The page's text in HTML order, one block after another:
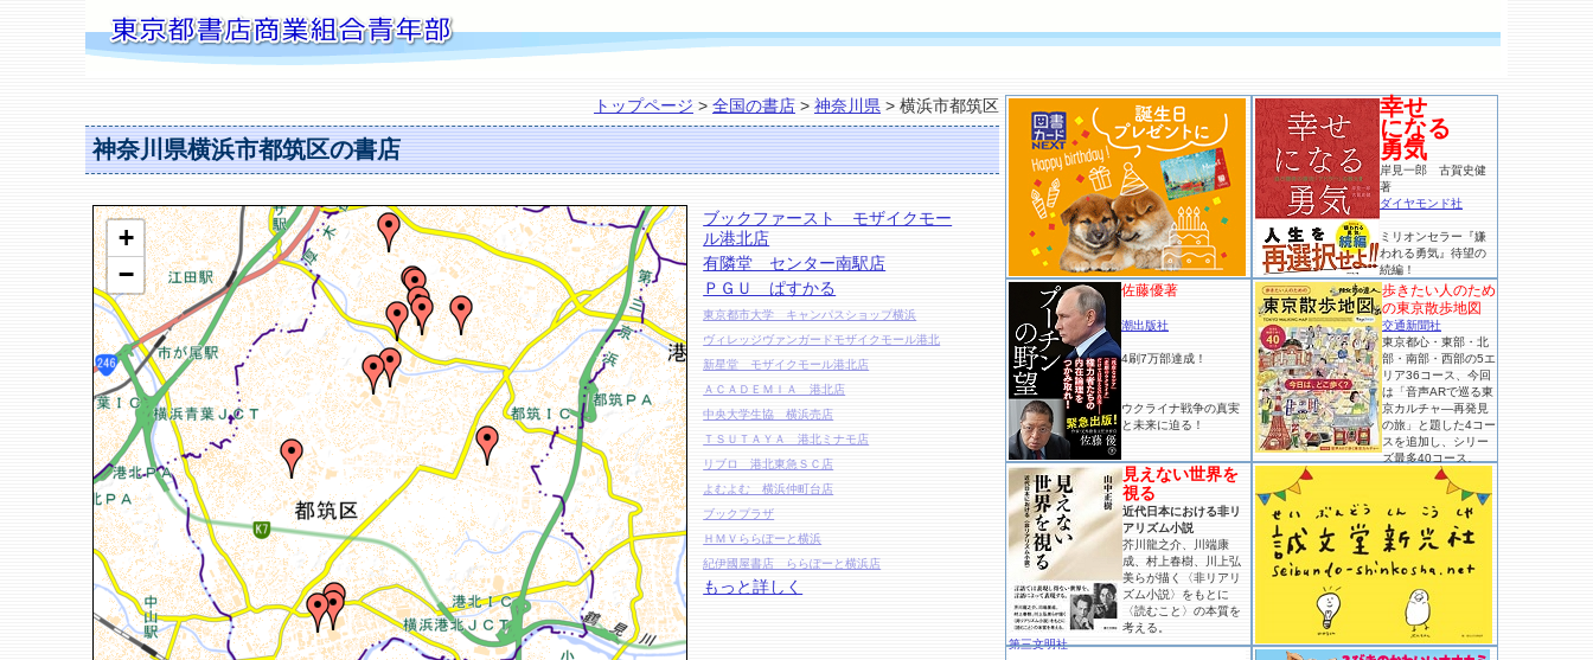
トップページ > 全国の書店 > 神奈川県 > 横浜市都筑区
神奈川県横浜市都筑区の書店
+
−
ブックファースト モザイクモー
ル港北店
有隣堂 センター南駅店
ＰＧＵ ぱすかる
東京都市大学 キャンパスショップ横浜
ヴィレッジヴァンガードモザイクモール港北
新星堂 モザイクモール港北店
ＡＣＡＤＥＭＩＡ 港北店
中央大学生協 横浜売店
ＴＳＵＴＡＹＡ 港北ミナモ店
リブロ 港北東急ＳＣ店
よむよむ 横浜仲町台店
ブックプラザ
ＨＭＶららぽーと横浜
紀伊國屋書店 ららぽーと横浜店
もっと詳しく
幸せ
になる
勇気
岸見一郎 古賀史健
著
ダイヤモンド社
ミリオンセラー『嫌
われる勇気』待望の
続編！
佐藤優著
潮出版社
4刷7万部達成！
ウクライナ戦争の真実
と未来に迫る！
歩きたい人のため
の東京散歩地図
交通新聞社
東京都心・東部・北
部・南部・西部の5エ
リア36コース、今回
は「音声ARで巡る東
京カルチャ―再発見
の旅」と題した4コー
スを追加し、シリー
ズ最多40コース。
見えない世界を
視る
近代日本における非リ
アリズム小説
芥川龍之介、川端康
成、村上春樹、川上弘
美らが描く〈非リアリ
ズム小説〉をもとに
〈読むこと〉の本質を
考える。
第三文明社